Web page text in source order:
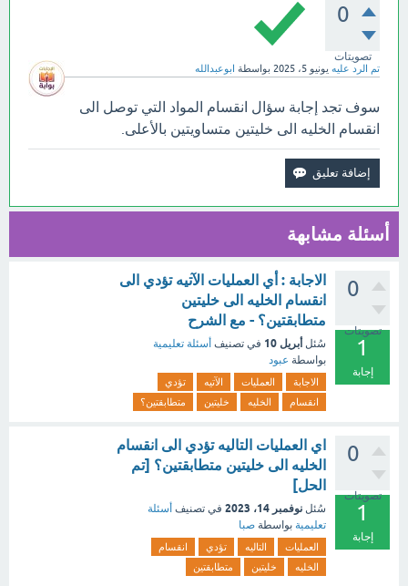
0
تصويتات
تم الرد عليه يونيو 5، 2025 بواسطة ابوعبدالله
سوف تجد إجابة سؤال انقسام المواد التي توصل الى
انقسام الخليه الى خليتين متساويتين بالأعلى.
أسئلة مشابهة
0
تصويتات
1
إجابة
الاجابة : أي العمليات الآتيه تؤدي الى
انقسام الخليه الى خليتين
متطابقتين؟ - مع الشرح
سُئل أبريل 10 في تصنيف أسئلة تعليمية
بواسطة عبود
الاجابة العمليات الآتيه
تؤدي
انقسام
الخليه خليتين متطابقتين؟
0
تصويتات
1
إجابة
اي العمليات التاليه تؤدي الى انقسام
الخليه الى خليتين متطابقتين؟ [تم
الحل]
سُئل نوفمبر 14، 2023 في تصنيف أسئلة
تعليمية بواسطة صبا
العمليات التاليه تؤدي
انقسام
الخليه
خليتين متطابقتين